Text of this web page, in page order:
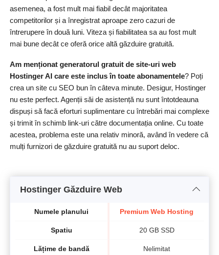
asemenea, a fost mult mai fiabil decât majoritatea
competitorilor și a înregistrat aproape zero cazuri de
întrerupere în două luni. Viteza și fiabilitatea sa au fost mult
mai bune decât ce oferă orice altă găzduire gratuită.
Am menționat generatorul gratuit de site-uri web
Hostinger AI care este inclus în toate abonamentele? Poți
crea un site cu SEO bun în câteva minute. Desigur, Hostinger
nu este perfect. Agenții săi de asistență nu sunt întotdeauna
dispuși să facă eforturi suplimentare cu întrebări mai complexe
și trimit în schimb link-uri către documentația online. Cu toate
acestea, problema este una relativ minoră, având în vedere că
mulți furnizori de găzduire gratuită nu au suport deloc.
Hostinger Găzduire Web
Numele planului
Spatiu
Lățime de bandă
Premium Web Hosting
20 GB SSD
Nelimitat